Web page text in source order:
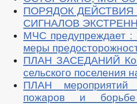
ПОРЯДОК
СИГНАЛОВ
МЧС предупреждает :
меры
ПЛАН ЗАСЕДАНИЙ
сельского поселения
ПЛАН
пожаров и